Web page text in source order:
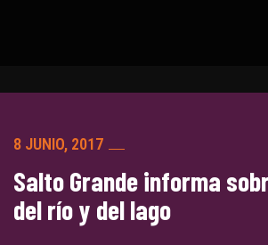
8 JUNIO, 2017
Salto Grande informa
del río y del lago